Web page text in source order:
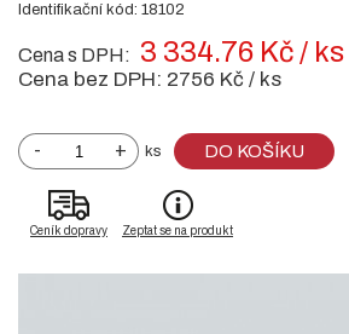
Identifikační kód: 18102
Cena s DPH: 3 334.76 Kč / ks
Cena bez DPH: 2756 Kč / ks
- + ks DO KOŠÍKU
Ceník dopravy Zeptat se na produkt